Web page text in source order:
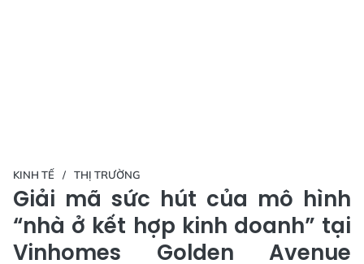
KINH TẾ THỊ TRƯỜNG
Giải mã sức hút của mô hình
“nhà ở kết hợp kinh doanh” tại
Vinhomes Golden Avenue